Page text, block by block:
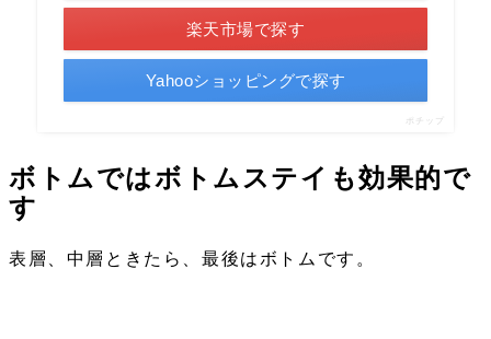
楽天市場で探す
Yahooショッピングで探す
ポチップ
ボトムではボトムステイも効果的で
す
表層、中層ときたら、最後はボトムです。